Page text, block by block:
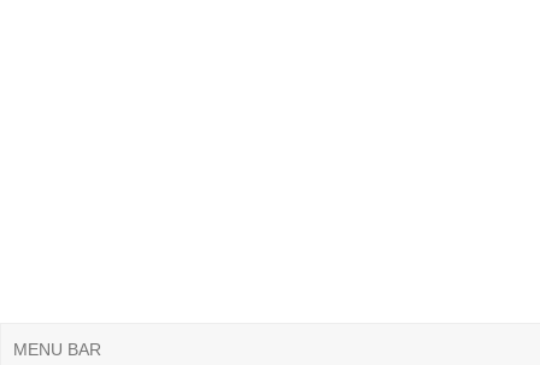
MENU BAR